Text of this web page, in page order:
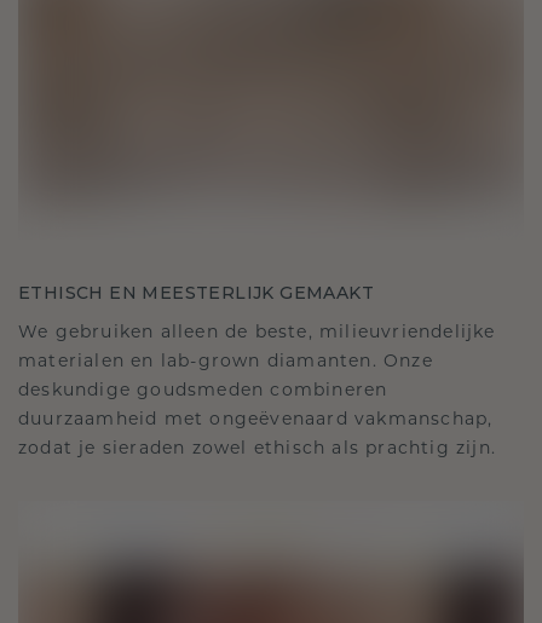
ETHISCH EN MEESTERLIJK GEMAAKT
We gebruiken alleen de beste, milieuvriendelijke
materialen en lab-grown diamanten. Onze
deskundige goudsmeden combineren
duurzaamheid met ongeëvenaard vakmanschap,
zodat je sieraden zowel ethisch als prachtig zijn.